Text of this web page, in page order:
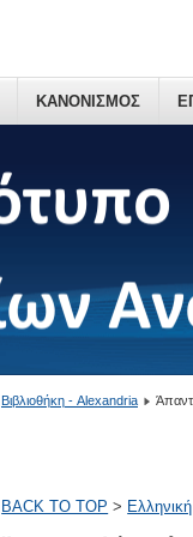
ΚΑΝΟΝΙΣΜΟΣ
Βιβλιοθήκη - Alexandria
BACK TO TOP >